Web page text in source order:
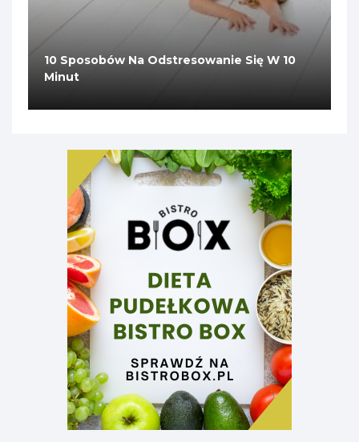
10 Sposobów Na Odstresowanie Się W 10
Minut